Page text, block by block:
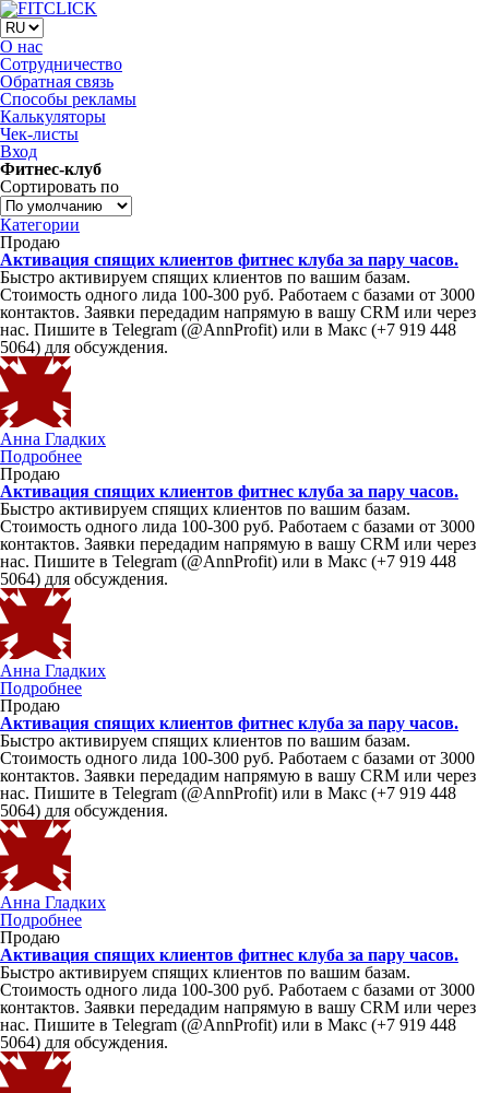
О нас
Сотрудничество
Обратная связь
Способы рекламы
Калькуляторы
Чек-листы
Вход
Фитнес-клуб
Сортировать по
Категории
Продаю
Активация спящих клиентов фитнес клуба за пару часов.
Быстро активируем спящих клиентов по вашим базам.
Стоимость одного лида 100-300 руб. Работаем с базами от 3000
контактов. Заявки передадим напрямую в вашу CRM или через
нас. Пишите в Telegram (@AnnProfit) или в Макс (+7 919 448
5064) для обсуждения.
Анна Гладких
Подробнее
Продаю
Активация спящих клиентов фитнес клуба за пару часов.
Быстро активируем спящих клиентов по вашим базам.
Стоимость одного лида 100-300 руб. Работаем с базами от 3000
контактов. Заявки передадим напрямую в вашу CRM или через
нас. Пишите в Telegram (@AnnProfit) или в Макс (+7 919 448
5064) для обсуждения.
Анна Гладких
Подробнее
Продаю
Активация спящих клиентов фитнес клуба за пару часов.
Быстро активируем спящих клиентов по вашим базам.
Стоимость одного лида 100-300 руб. Работаем с базами от 3000
контактов. Заявки передадим напрямую в вашу CRM или через
нас. Пишите в Telegram (@AnnProfit) или в Макс (+7 919 448
5064) для обсуждения.
Анна Гладких
Подробнее
Продаю
Активация спящих клиентов фитнес клуба за пару часов.
Быстро активируем спящих клиентов по вашим базам.
Стоимость одного лида 100-300 руб. Работаем с базами от 3000
контактов. Заявки передадим напрямую в вашу CRM или через
нас. Пишите в Telegram (@AnnProfit) или в Макс (+7 919 448
5064) для обсуждения.